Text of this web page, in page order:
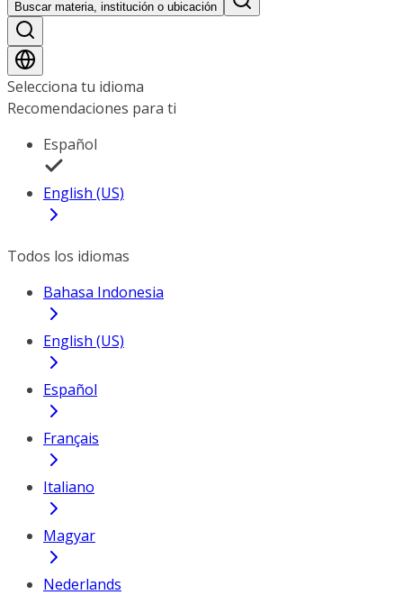
Buscar materia, institución o ubicación
Selecciona tu idioma
Recomendaciones para ti
Español
English (US)
Todos los idiomas
Bahasa Indonesia
English (US)
Español
Français
Italiano
Magyar
Nederlands